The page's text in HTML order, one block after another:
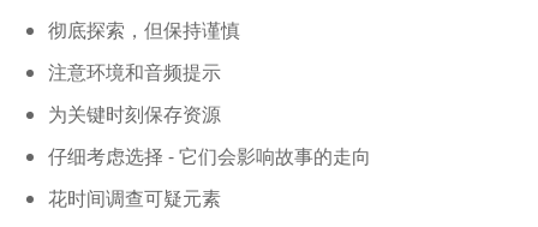
彻底探索，但保持谨慎
注意环境和音频提示
为关键时刻保存资源
仔细考虑选择 - 它们会影响故事的走向
花时间调查可疑元素